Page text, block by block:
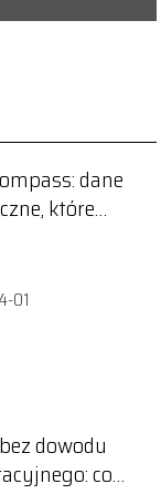
dane
które
01
dowodu
co